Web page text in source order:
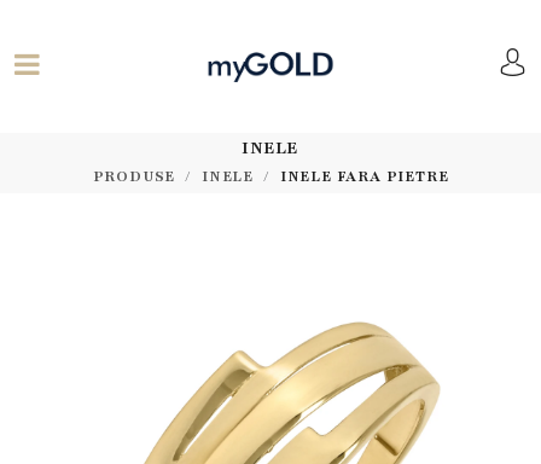
INELE
PRODUSE INELE INELE FARA PIETRE